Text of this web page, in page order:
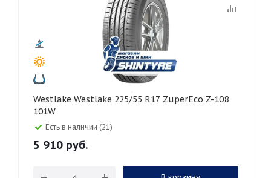
Westlake Westlake 225/55 R17 ZuperEco Z-108
101W
Есть в наличии (21)
5 910 руб.